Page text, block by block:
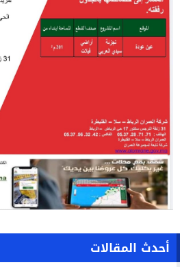
أحدث المقالات